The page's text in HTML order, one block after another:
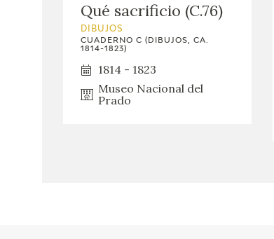
Qué sacrificio (C.76)
DIBUJOS
CUADERNO C (DIBUJOS, CA.
1814-1823)
1814 - 1823
Museo Nacional del
Prado